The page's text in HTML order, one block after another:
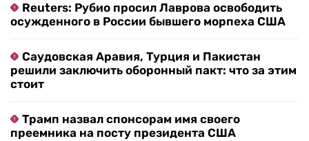
Reuters: Рубио просил Лаврова освободить
осужденного в России бывшего морпеха США
Саудовская Аравия, Турция и Пакистан
решили заключить оборонный пакт: что за этим
стоит
Трамп назвал спонсорам имя своего
преемника на посту президента США